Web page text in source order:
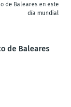
de Baleares en este
día mundial
de Baleares